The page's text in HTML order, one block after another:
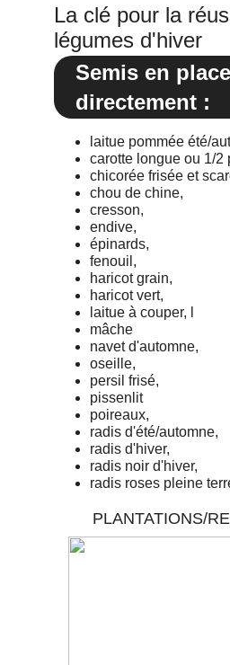
La clé pour la
légumes d'hiver
Semis en place
directement :
laitue pommée été/
carotte longue ou 1/2
chicorée frisée et
chou de chine,
cresson,
endive,
épinards,
fenouil,
haricot grain,
haricot vert,
laitue à couper, l
mâche
navet d'automne,
oseille,
persil frisé,
pissenlit
poireaux,
radis d'été/automne,
radis d'hiver,
radis noir d'hiver,
radis roses pleine
PLANTATIONS/